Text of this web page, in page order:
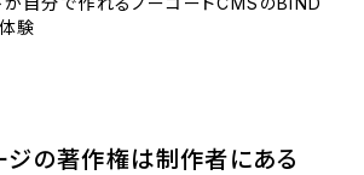
験
の著作権は制作者にある